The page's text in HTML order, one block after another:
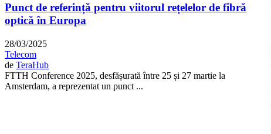
Punct de referință pentru viitorul rețelelor de fibră
optică în Europa
28/03/2025
Telecom
de TeraHub
FTTH Conference 2025, desfășurată între 25 și 27 martie la
Amsterdam, a reprezentat un punct ...